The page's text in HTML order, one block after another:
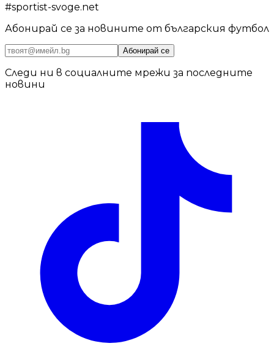
#sportist-svoge.net
Абонирай се за новините от българския футбол
Абонирай се
Следи ни в социалните мрежи за последните
новини